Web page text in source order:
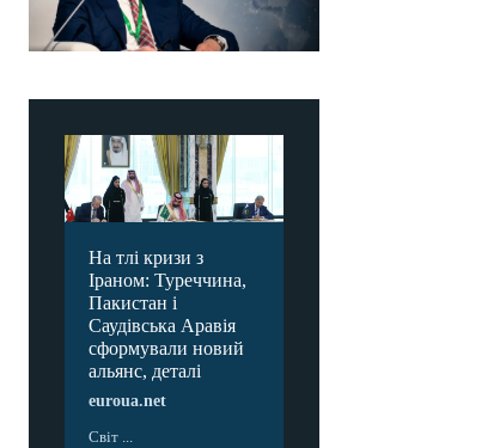
На тлі кризи з
Іраном: Туреччина,
Пакистан і
Саудівська Аравія
сформували новий
альянс, деталі
euroua.net
Світ ...